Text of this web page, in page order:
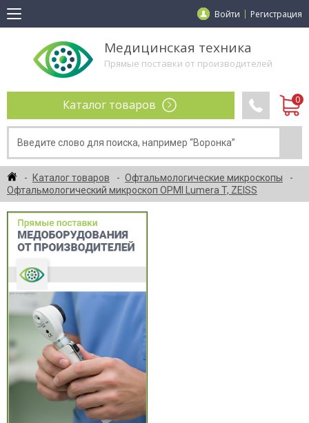
Войти Регистрация
Медицинская техника
Прямые поставки от производителей
Каталог товаров
Каталог товаров
Офтальмологические микроскопы
Офтальмологический микроскоп OPMI Lumera T, ZEISS